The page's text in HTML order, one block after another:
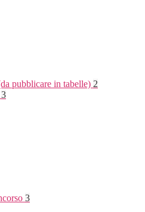
pubblicare in tabelle) 2
3
3